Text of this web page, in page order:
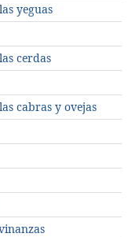
yeguas
cerdas
cabras y ovejas